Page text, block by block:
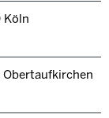
Köln
Obertaufkirchen